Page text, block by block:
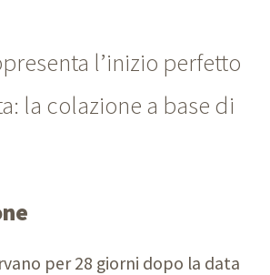
l’inizio perfetto
la colazione a base di
per 28 giorni dopo la data